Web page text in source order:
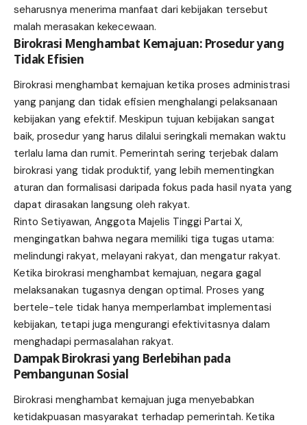
seharusnya menerima manfaat dari kebijakan tersebut
malah merasakan kekecewaan.
Birokrasi Menghambat Kemajuan: Prosedur yang
Tidak Efisien
Birokrasi menghambat kemajuan ketika proses administrasi
yang panjang dan tidak efisien menghalangi pelaksanaan
kebijakan yang efektif. Meskipun tujuan kebijakan sangat
baik, prosedur yang harus dilalui seringkali memakan waktu
terlalu lama dan rumit. Pemerintah sering terjebak dalam
birokrasi yang tidak produktif, yang lebih mementingkan
aturan dan formalisasi daripada fokus pada hasil nyata yang
dapat dirasakan langsung oleh rakyat.
Rinto Setiyawan, Anggota Majelis Tinggi Partai X,
mengingatkan bahwa negara memiliki tiga tugas utama:
melindungi rakyat, melayani rakyat, dan mengatur rakyat.
Ketika birokrasi menghambat kemajuan, negara gagal
melaksanakan tugasnya dengan optimal. Proses yang
bertele-tele tidak hanya memperlambat implementasi
kebijakan, tetapi juga mengurangi efektivitasnya dalam
menghadapi permasalahan rakyat.
Dampak Birokrasi yang Berlebihan pada
Pembangunan Sosial
Birokrasi menghambat kemajuan juga menyebabkan
ketidakpuasan masyarakat terhadap pemerintah. Ketika